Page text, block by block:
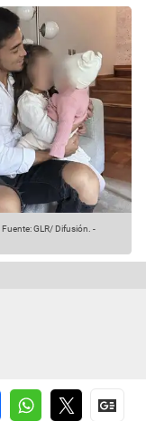
Fuente: GLR/ Difusión. -